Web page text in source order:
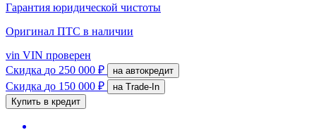
Гарантия юридической чистоты
Оригинал ПТС в наличии
vin VIN проверен
Скидка до 250 000 ₽ на автокредит
Скидка до 150 000 ₽
на Trade-In
Купить в кредит